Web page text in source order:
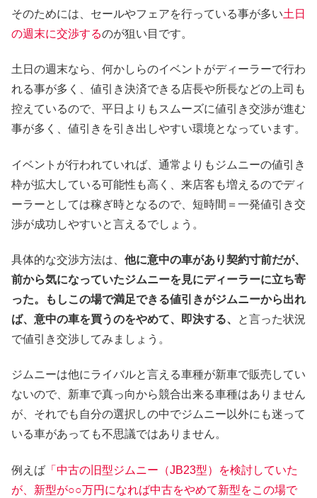
そのためには、セールやフェアを行っている事が多い土日
の週末に交渉するのが狙い目です。
土日の週末なら、何かしらのイベントがディーラーで行わ
れる事が多く、値引き決済できる店長や所長などの上司も
控えているので、平日よりもスムーズに値引き交渉が進む
事が多く、値引きを引き出しやすい環境となっています。
イベントが行われていれば、通常よりもジムニーの値引き
枠が拡大している可能性も高く、来店客も増えるのでディ
ーラーとしては稼ぎ時となるので、短時間＝一発値引き交
渉が成功しやすいと言えるでしょう。
具体的な交渉方法は、 他に意中の車があり契約寸前だが、
前から気になっていたジムニーを見にディーラーに立ち寄
った。もしこの場で満足できる値引きがジムニーから出れ
ば、意中の車を買うのをやめて、即決する、
と言った状況
で値引き交渉してみましょう。
ジムニーは他にライバルと言える車種が新車で販売してい
ないので、新車で真っ向から競合出来る車種はありません
が、それでも自分の選択しの中でジムニー以外にも迷って
いる車があっても不思議ではありません。
例えば 「中古の旧型ジムニー（JB23型）を検討していた
が、新型が○○万円になれば中古をやめて新型をこの場で